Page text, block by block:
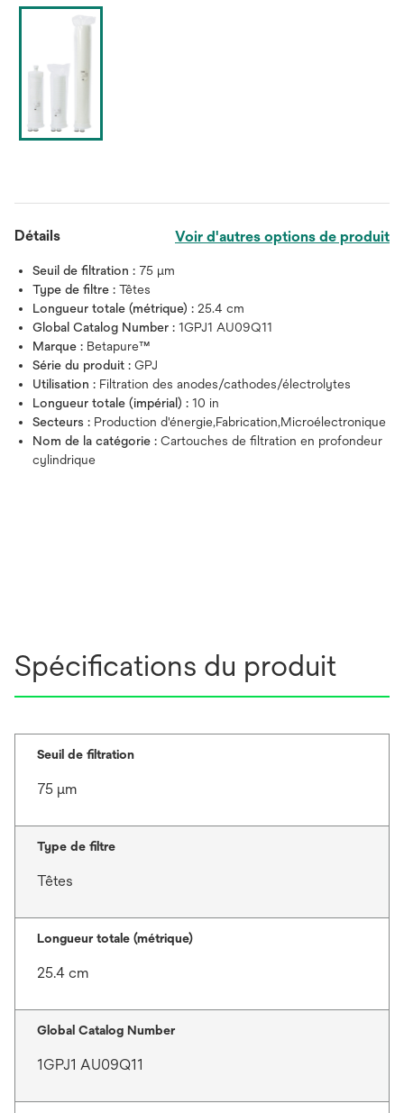
Détails Voir d'autres options de produit
Seuil de filtration : 75 μm
Type de filtre : Têtes
Longueur totale (métrique) : 25.4 cm
Global Catalog Number : 1GPJ1 AU09Q11
Marque : Betapure™
Série du produit : GPJ
Utilisation : Filtration des anodes/cathodes/électrolytes
Longueur totale (impérial) : 10 in
Secteurs : Production d'énergie,Fabrication,Microélectronique
Nom de la catégorie : Cartouches de filtration en profondeur
cylindrique
Spécifications du produit
Seuil de filtration
75 μm
Type de filtre
Têtes
Longueur totale (métrique)
25.4 cm
Global Catalog Number
1GPJ1 AU09Q11